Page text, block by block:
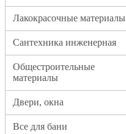
Лакокрасочные материалы
Сантехника инженерная
Общестроительные
материалы
Двери, окна
Все для бани